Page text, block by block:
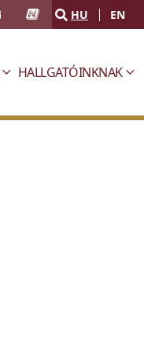
HU EN
HALLGATÓINKNAK